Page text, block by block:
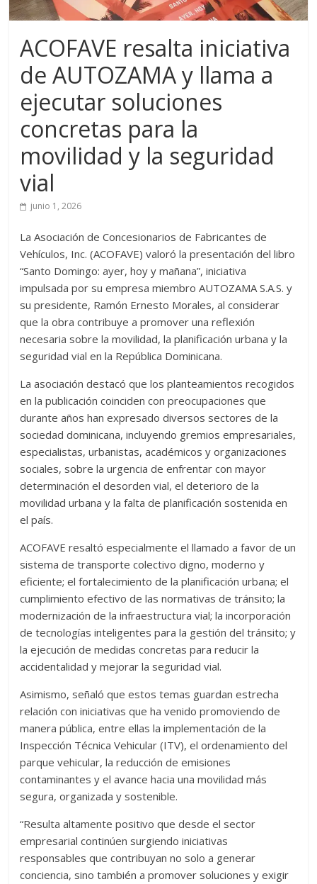
ACOFAVE resalta iniciativa
de AUTOZAMA y llama a
ejecutar soluciones
concretas para la
movilidad y la seguridad
vial
junio 1, 2026
La Asociación de Concesionarios de Fabricantes de
Vehículos, Inc. (ACOFAVE) valoró la presentación del libro
“Santo Domingo: ayer, hoy y mañana”, iniciativa
impulsada por su empresa miembro AUTOZAMA S.A.S. y
su presidente, Ramón Ernesto Morales, al considerar
que la obra contribuye a promover una reflexión
necesaria sobre la movilidad, la planificación urbana y la
seguridad vial en la República Dominicana.
La asociación destacó que los planteamientos recogidos
en la publicación coinciden con preocupaciones que
durante años han expresado diversos sectores de la
sociedad dominicana, incluyendo gremios empresariales,
especialistas, urbanistas, académicos y organizaciones
sociales, sobre la urgencia de enfrentar con mayor
determinación el desorden vial, el deterioro de la
movilidad urbana y la falta de planificación sostenida en
el país.
ACOFAVE resaltó especialmente el llamado a favor de un
sistema de transporte colectivo digno, moderno y
eficiente; el fortalecimiento de la planificación urbana; el
cumplimiento efectivo de las normativas de tránsito; la
modernización de la infraestructura vial; la incorporación
de tecnologías inteligentes para la gestión del tránsito; y
la ejecución de medidas concretas para reducir la
accidentalidad y mejorar la seguridad vial.
Asimismo, señaló que estos temas guardan estrecha
relación con iniciativas que ha venido promoviendo de
manera pública, entre ellas la implementación de la
Inspección Técnica Vehicular (ITV), el ordenamiento del
parque vehicular, la reducción de emisiones
contaminantes y el avance hacia una movilidad más
segura, organizada y sostenible.
“Resulta altamente positivo que desde el sector
empresarial continúen surgiendo iniciativas
responsables que contribuyan no solo a generar
conciencia, sino también a promover soluciones y exigir